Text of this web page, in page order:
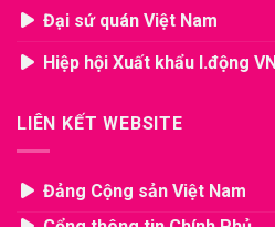
Đại sứ quán Việt Nam
Hiệp hội Xuất khẩu l.động VN
LIÊN KẾT WEBSITE
Đảng Cộng sản Việt Nam